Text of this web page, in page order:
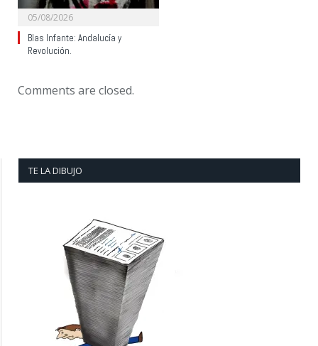
05/08/2026
Blas Infante: Andalucía y
Revolución.
Comments are closed.
TE LA DIBUJO